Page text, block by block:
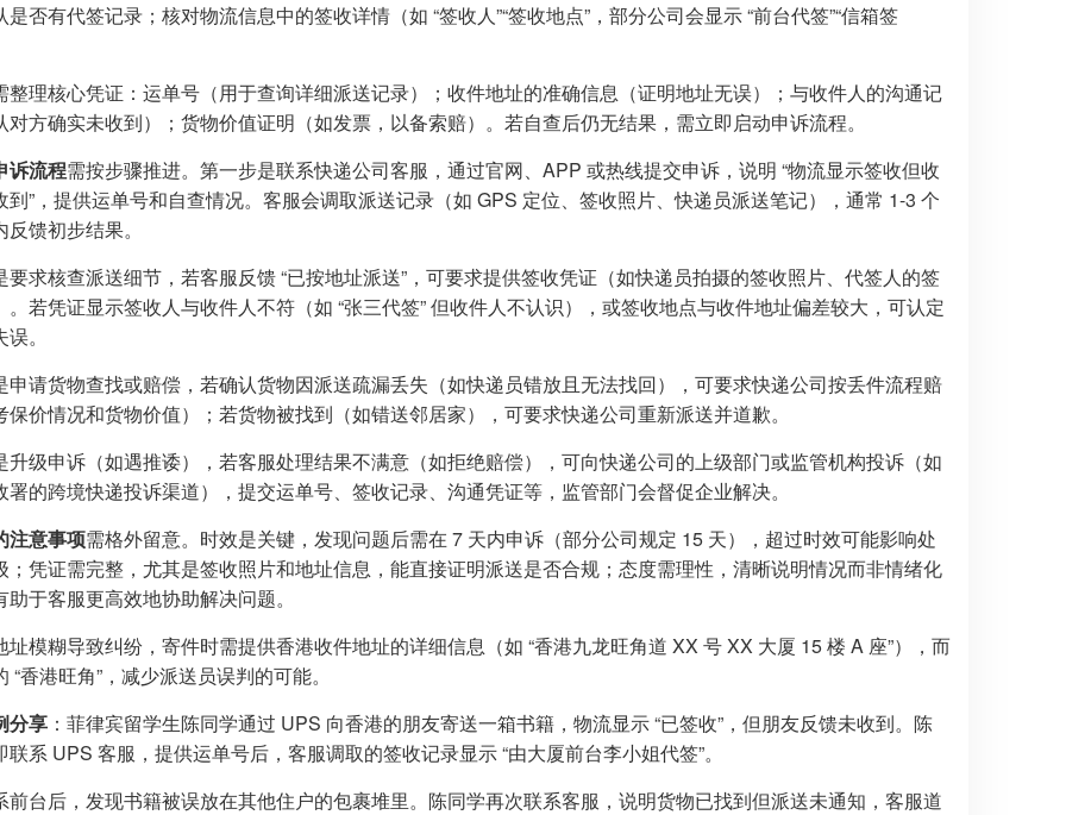
是否有代签记录；核对物流信息中的签收详情（如 “签收人”“签收地点”，部分公司会显示 “前台代签”“信箱签
整理核心凭证：运单号（用于查询详细派送记录）；收件地址的准确信息（证明地址无误）；与收件人的沟通记
对方确实未收到）；货物价值证明（如发票，以备索赔）。若自查后仍无结果，需立即启动申诉流程。
诉流程需按步骤推进。第一步是联系快递公司客服，通过官网、APP 或热线提交申诉，说明 “物流显示签收但收
到”，提供运单号和自查情况。客服会调取派送记录（如 GPS 定位、签收照片、快递员派送笔记），通常 1-3 个
馈初步结果。
要求核查派送细节，若客服反馈 “已按地址派送”，可要求提供签收凭证（如快递员拍摄的签收照片、代签人的签
。若凭证显示签收人与收件人不符（如 “张三代签” 但收件人不认识），或签收地点与收件地址偏差较大，可认定
。
申请货物查找或赔偿，若确认货物因派送疏漏丢失（如快递员错放且无法找回），可要求快递公司按丢件流程赔
保价情况和货物价值）；若货物被找到（如错送邻居家），可要求快递公司重新派送并道歉。
升级申诉（如遇推诿），若客服处理结果不满意（如拒绝赔偿），可向快递公司的上级部门或监管机构投诉（如
署的跨境快递投诉渠道），提交运单号、签收记录、沟通凭证等，监管部门会督促企业解决。
注意事项需格外留意。时效是关键，发现问题后需在 7 天内申诉（部分公司规定 15 天），超过时效可能影响处
；凭证需完整，尤其是签收照片和地址信息，能直接证明派送是否合规；态度需理性，清晰说明情况而非情绪化
助于客服更高效地协助解决问题。
址模糊导致纠纷，寄件时需提供香港收件地址的详细信息（如 “香港九龙旺角道 XX 号 XX 大厦 15 楼 A 座”），而
“香港旺角”，减少派送员误判的可能。
分享 ：菲律宾留学生陈同学通过 UPS 向香港的朋友寄送一箱书籍，物流显示 “已签收”，但朋友反馈未收到。陈
联系 UPS 客服，提供运单号后，客服调取的签收记录显示 “由大厦前台李小姐代签”。
前台后，发现书籍被误放在其他住户的包裹堆里。陈同学再次联系客服，说明货物已找到但派送未通知，客服道